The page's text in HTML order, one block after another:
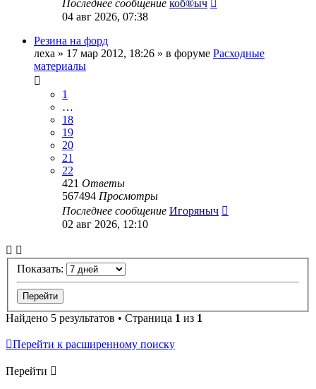
Последнее сообщение коб®ыч
04 авг 2026, 07:38
Резина на форд
леха » 17 мар 2012, 18:26 » в форуме Расходные
материалы
1
…
18
19
20
21
22
421 Ответы
567494 Просмотры
Последнее сообщение Игоряныч
02 авг 2026, 12:10
Показать:
Найдено 5 результатов • Страница 1 из 1
Перейти к расширенному поиску
Перейти